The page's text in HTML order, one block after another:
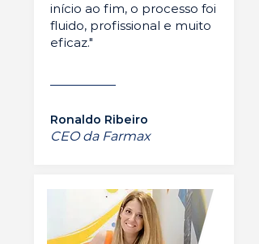
início ao fim, o processo foi
fluido, profissional e muito
eficaz."
Ronaldo Ribeiro
CEO da Farmax